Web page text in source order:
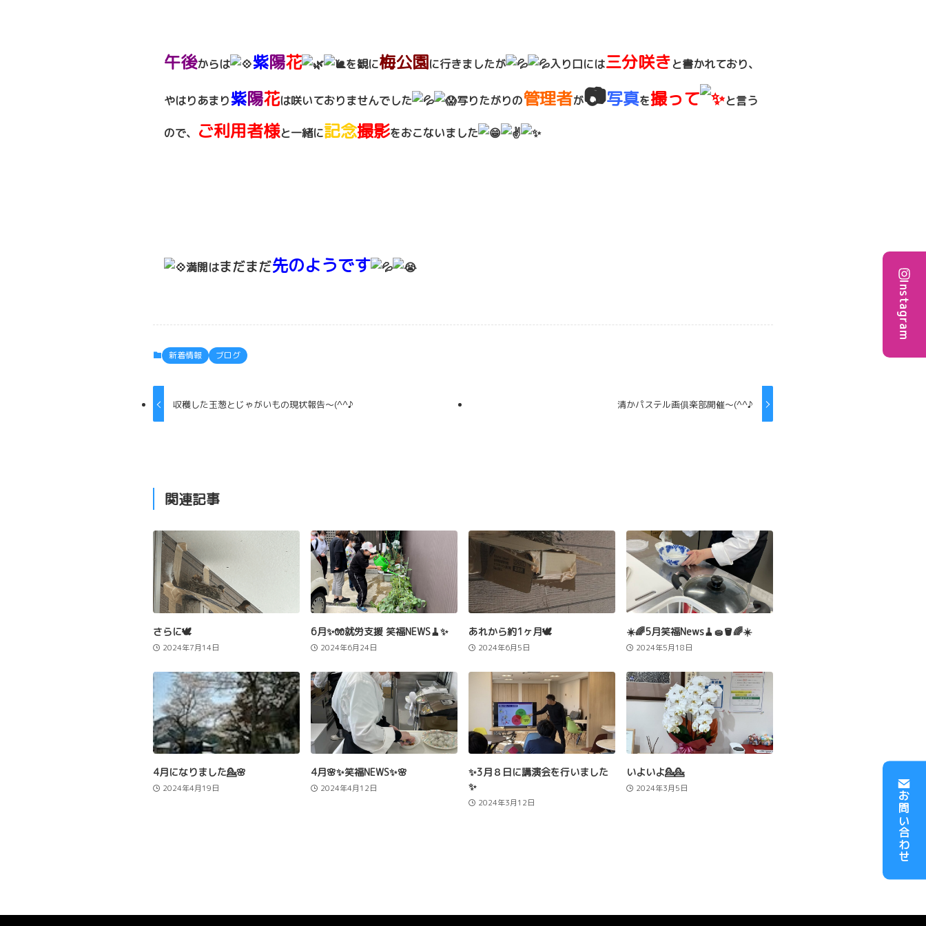
午後からは 紫陽花 を観に梅公園に行きましたが 入り口には三分咲きと書かれており、
やはりあまり紫陽花は咲いておりませんでした 写りたがりの管理者が📷写真を撮って と言う
ので、 ご利用者様と一緒に記念撮影をおこないました
満開はまだまだ先のようです
新着情報 ブログ
収穫した玉葱とじゃがいもの現状報告～(^^♪ 清かパステル画俱楽部開催～(^^♪
関連記事
さらに🕊️
2024年7月14日
6月✨🧤就労支援 笑福NEWS🧹✨
2024年6月24日
あれから約1ヶ月🕊️
2024年6月5日
☀️🌈5月笑福News🧹🧽🪣🌈☀️
2024年5月18日
4月になりました💁🌸
2024年4月19日
4月🌸✨笑福NEWS✨🌸
2024年4月12日
✨3月８日に講演会を行いました
✨
2024年3月12日
いよいよ💁💁
2024年3月5日
Instagram
お問い合わせ